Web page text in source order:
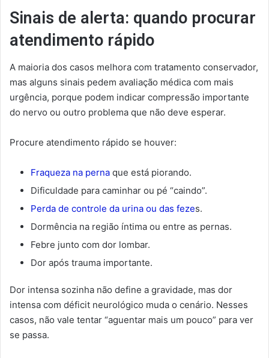
Sinais de alerta: quando procurar
atendimento rápido
A maioria dos casos melhora com tratamento conservador,
mas alguns sinais pedem avaliação médica com mais
urgência, porque podem indicar compressão importante
do nervo ou outro problema que não deve esperar.
Procure atendimento rápido se houver:
Fraqueza na perna que está piorando.
Dificuldade para caminhar ou pé “caindo”.
Perda de controle da urina ou das fezes.
Dormência na região íntima ou entre as pernas.
Febre junto com dor lombar.
Dor após trauma importante.
Dor intensa sozinha não define a gravidade, mas dor
intensa com déficit neurológico muda o cenário. Nesses
casos, não vale tentar “aguentar mais um pouco” para ver
se passa.